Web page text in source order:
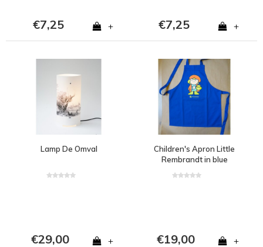
€7,25 + €7,25 +
Lamp De Omval
€29,00 +
Children's Apron Little
Rembrandt in blue
€19,00 +